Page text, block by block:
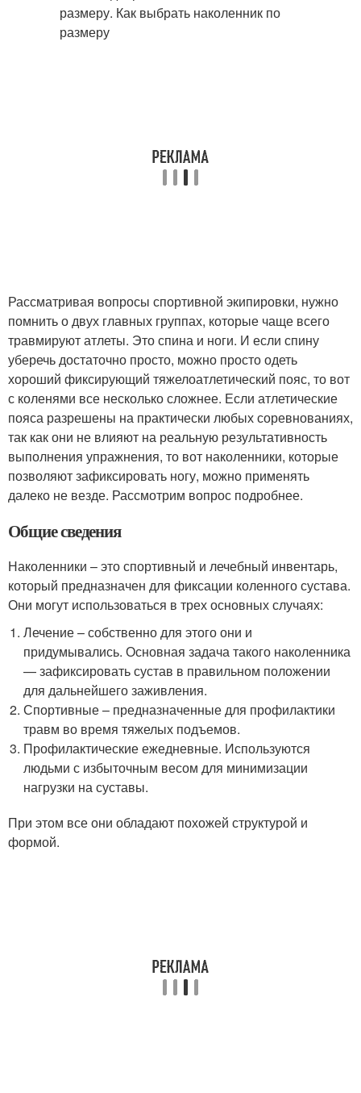
Рассматривая вопросы спортивной экипировки, нужно
помнить о двух главных группах, которые чаще всего
травмируют атлеты. Это спина и ноги. И если спину
уберечь достаточно просто, можно просто одеть
хороший фиксирующий тяжелоатлетический пояс, то вот
с коленями все несколько сложнее. Если атлетические
пояса разрешены на практически любых соревнованиях,
так как они не влияют на реальную результативность
выполнения упражнения, то вот наколенники, которые
позволяют зафиксировать ногу, можно применять
далеко не везде. Рассмотрим вопрос подробнее.
Общие сведения
Наколенники – это спортивный и лечебный инвентарь,
который предназначен для фиксации коленного сустава.
Они могут использоваться в трех основных случаях:
Лечение – собственно для этого они и
придумывались. Основная задача такого наколенника
— зафиксировать сустав в правильном положении
для дальнейшего заживления.
Спортивные – предназначенные для профилактики
травм во время тяжелых подъемов.
Профилактические ежедневные. Используются
людьми с избыточным весом для минимизации
нагрузки на суставы.
При этом все они обладают похожей структурой и
формой.